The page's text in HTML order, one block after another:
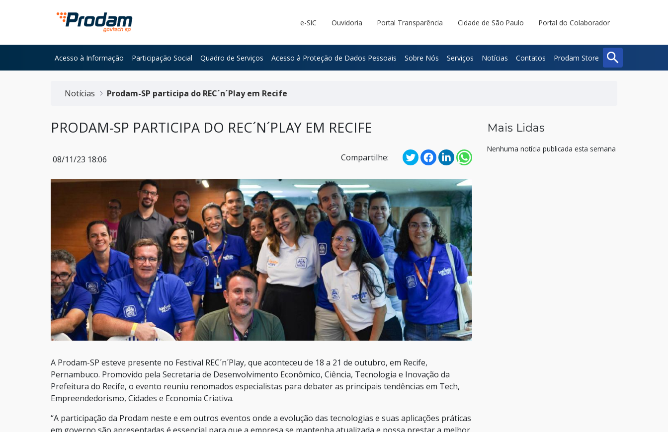
Pular para o Conteúdo principal
e-SIC Ouvidoria Portal Transparência Cidade de São Paulo Portal do Colaborador
Acesso à Informação Participação Social Quadro de Serviços Acesso à Proteção de Dados Pessoais Sobre Nós Serviços Notícias Contatos Prodam Store searchBuscar
Fechar
Notícias
Prodam-SP participa do REC´n´Play em Recife
PRODAM-SP PARTICIPA DO REC´N´PLAY EM RECIFE
08/11/23 18:06 Compartilhe:
A Prodam-SP esteve presente no Festival REC´n´Play, que aconteceu de 18 a 21 de outubro, em Recife,
Pernambuco. Promovido pela Secretaria de Desenvolvimento Econômico, Ciência, Tecnologia e Inovação da
Prefeitura do Recife, o evento reuniu renomados especialistas para debater as principais tendências em Tech,
Empreendedorismo, Cidades e Economia Criativa.
“A participação da Prodam neste e em outros eventos onde a evolução das tecnologias e suas aplicações práticas
Mais Lidas
Nenhuma notícia publicada esta semana